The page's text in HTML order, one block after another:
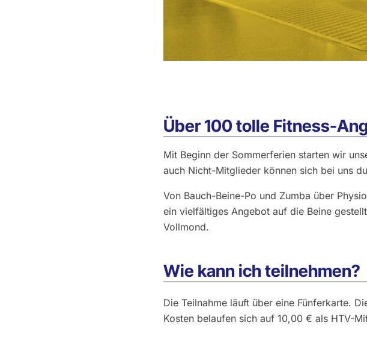
Über 100 tolle Fitness-
Mit Beginn der Sommerferien starten wir
auch Nicht-Mitglieder können sich bei uns
Von Bauch-Beine-Po und Zumba über
ein vielfältiges Angebot auf die Beine
Vollmond.
Wie kann ich teilnehmen?
Die Teilnahme läuft über eine Fünferkarte.
Kosten belaufen sich auf 10,00 € als HTV-